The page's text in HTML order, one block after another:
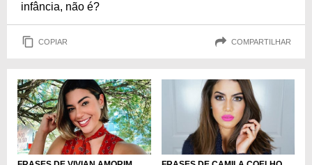
infância, não é?
COPIAR COMPARTILHAR